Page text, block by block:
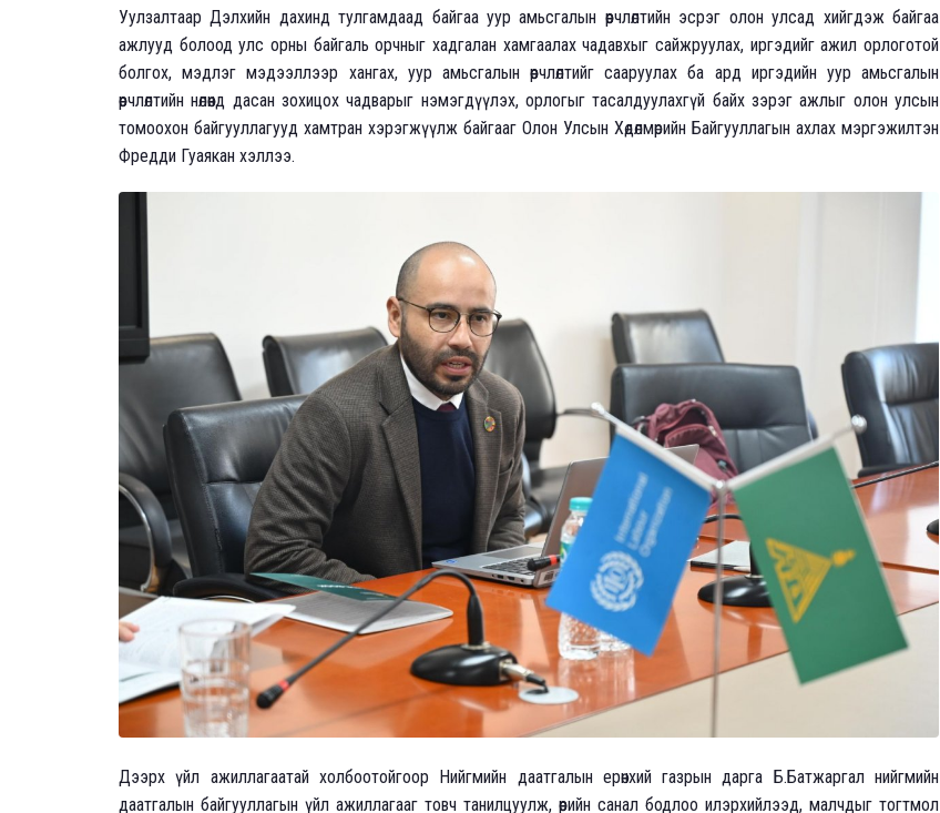
Уулзалтаар Дэлхийн дахинд тулгамдаад байгаа уур амьсгалын өөрчлөлтийн эсрэг олон улсад хийгдэж байгаа
ажлууд болоод улс орны байгаль орчныг хадгалан хамгаалах чадавхыг сайжруулах, иргэдийг ажил орлоготой
болгох, мэдлэг мэдээллээр хангах, уур амьсгалын өөрчлөлтийг сааруулах ба ард иргэдийн уур амьсгалын
өөрчлөлтийн нөлөөнд дасан зохицох чадварыг нэмэгдүүлэх, орлогыг тасалдуулахгүй байх зэрэг ажлыг олон улсын
томоохон байгууллагууд хамтран хэрэгжүүлж байгааг Олон Улсын Хөдөлмөрийн Байгууллагын ахлах мэргэжилтэн
Фредди Гуаякан хэллээ.
Дээрх үйл ажиллагаатай холбоотойгоор Нийгмийн даатгалын ерөнхий газрын дарга Б.Батжаргал нийгмийн
даатгалын байгууллагын үйл ажиллагааг товч танилцуулж, өөрийн санал бодлоо илэрхийлээд, малчдыг тогтмол